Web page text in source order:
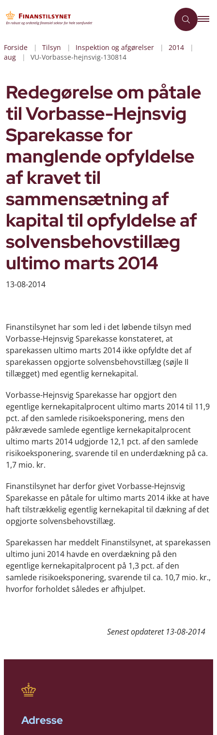
Forside Tilsyn Inspektion og afgørelser
2014
aug
VU-Vorbasse-hejnsvig-130814
Redegørelse om påtale
til Vorbasse-Hejnsvig
Sparekasse for
manglende opfyldelse
af kravet til
sammensætning af
kapital til opfyldelse af
solvensbehovstillæg
ultimo marts 2014
13-08-2014
Finanstilsynet har som led i det løbende tilsyn med
Vorbasse-Hejnsvig Sparekasse konstateret, at
sparekassen ultimo marts 2014 ikke opfyldte det af
sparekassen opgjorte solvensbehovstillæg (søjle II
tillægget) med egentlig kernekapital.
Vorbasse-Hejnsvig Sparekasse har opgjort den
egentlige kernekapitalprocent ultimo marts 2014 til 11,9
pct. af den samlede risikoeksponering, mens den
påkrævede samlede egentlige kernekapitalprocent
ultimo marts 2014 udgjorde 12,1 pct. af den samlede
risikoeksponering, svarende til en underdækning på ca.
1,7 mio. kr.
Finanstilsynet har derfor givet Vorbasse-Hejnsvig
Sparekasse en påtale for ultimo marts 2014 ikke at have
haft tilstrækkelig egentlig kernekapital til dækning af det
opgjorte solvensbehovstillæg.
Sparekassen har meddelt Finanstilsynet, at sparekassen
ultimo juni 2014 havde en overdækning på den
egentlige kernekapitalprocent på 1,3 pct. af den
samlede risikoeksponering, svarende til ca. 10,7 mio. kr.,
hvorfor forholdet således er afhjulpet.
Senest opdateret 13-08-2014
Adresse